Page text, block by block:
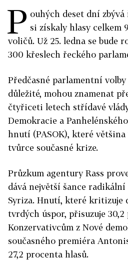
P ouhých deset dní
si získaly hlasy celkem
voličů. Už 25. ledna se bude
300 křeslech řeckého
Předčasné parlamentní
důležité, mohou znamenat
čtyřiceti letech střídavé
Demokracie a
hnutí (PASOK), které většina
tvůrce současné krize.
Průzkum agentury Rass
dává největší šance
Syriza. Hnutí, které kritizuje
tvrdých úspor, přisuzuje 30,2
Konzervativcům z Nové
současného premiéra
27,2 procenta hlasů.